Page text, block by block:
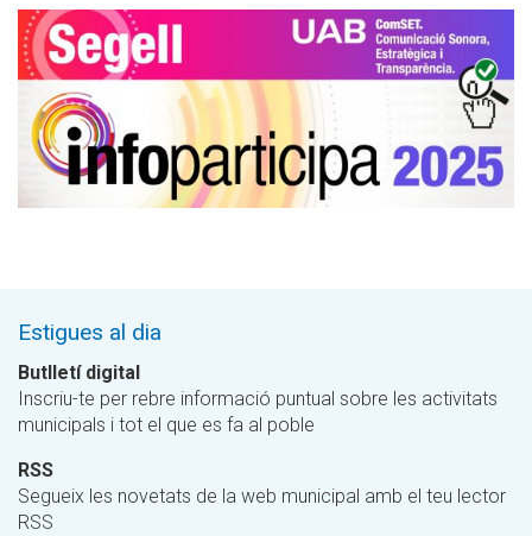
Estigues al dia
Butlletí digital
Inscriu-te per rebre informació puntual sobre les activitats
municipals i tot el que es fa al poble
RSS
Segueix les novetats de la web municipal amb el teu lector
RSS